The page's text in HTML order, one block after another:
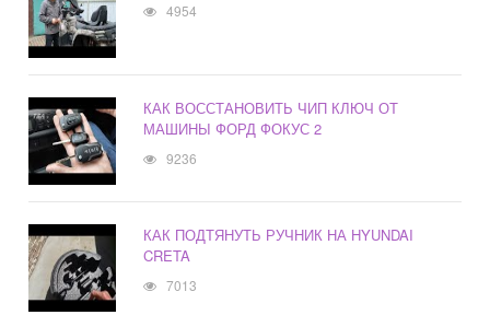
4954
КАК ВОССТАНОВИТЬ ЧИП КЛЮЧ ОТ
МАШИНЫ ФОРД ФОКУС 2
9236
КАК ПОДТЯНУТЬ РУЧНИК НА HYUNDAI
CRETA
7013